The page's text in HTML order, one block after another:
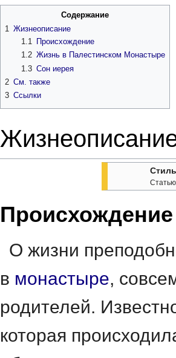
Содержание
1
Жизнеописание
1.1
Происхождение
1.2 Жизнь в Палестинском Монастыре
1.3 Сон иерея
2 См. также
3 Ссылки
Статью
Происхождение
О жизни
в монастыре,
родителей.
которая